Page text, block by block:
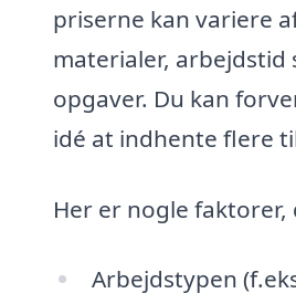
priserne kan variere
materialer,
opgaver. Du kan
idé at indhente flere
Her er nogle
Arbejdstypen